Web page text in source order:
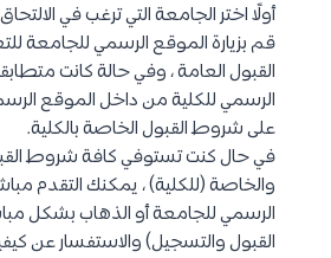
أولًا اختر الجامعة التي ترغب في
قم بزيارة الموقع الرسمي للجامعة
القبول العامة ، وفي حالة كانت
الرسمي للكلية من داخل الموقع
على شروط القبول الخاصة بالكلية.
في حال كنت تستوفي كافة شروط
والخاصة (للكلية) ، يمكنك التقدم
الرسمي للجامعة أو الذهاب بشكل
القبول والتسجيل) والاستفسار عن